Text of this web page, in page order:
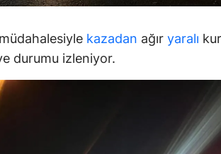
Nevşehir
Niğde
kazadan ağır yaralı
durumu izleniyor.